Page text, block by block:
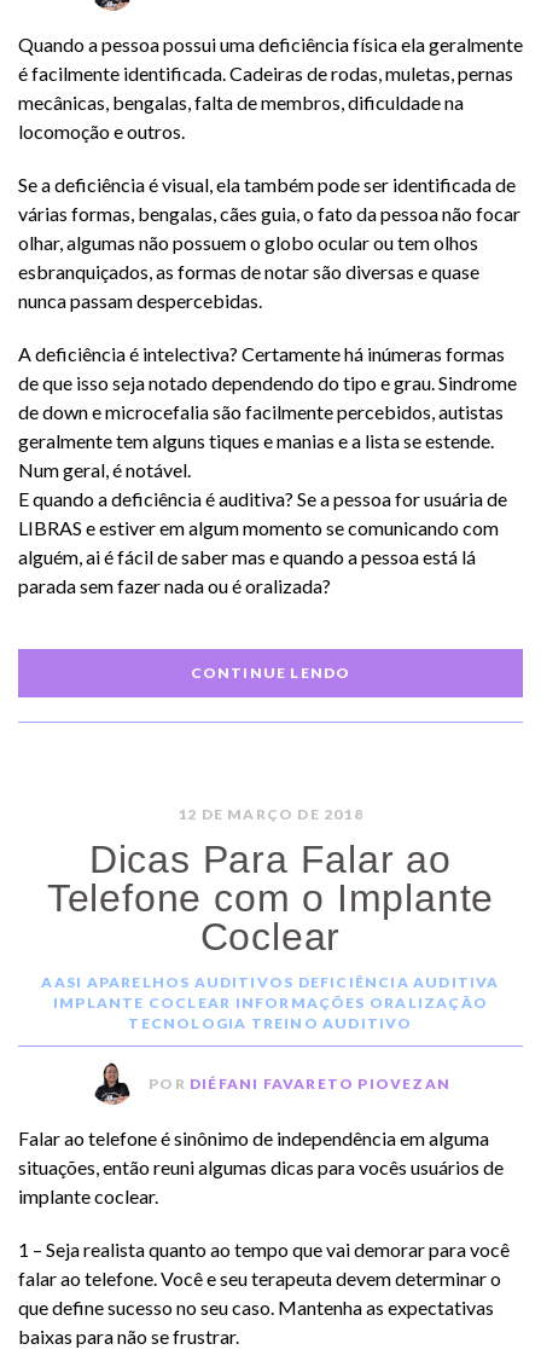
Quando a pessoa possui uma deficiência física ela geralmente
é facilmente identificada. Cadeiras de rodas, muletas, pernas
mecânicas, bengalas, falta de membros, dificuldade na
locomoção e outros.
Se a deficiência é visual, ela também pode ser identificada de
várias formas, bengalas, cães guia, o fato da pessoa não focar
olhar, algumas não possuem o globo ocular ou tem olhos
esbranquiçados, as formas de notar são diversas e quase
nunca passam despercebidas.
A deficiência é intelectiva? Certamente há inúmeras formas
de que isso seja notado dependendo do tipo e grau. Sindrome
de down e microcefalia são facilmente percebidos, autistas
geralmente tem alguns tiques e manias e a lista se estende.
Num geral, é notável.
E quando a deficiência é auditiva? Se a pessoa for usuária de
LIBRAS e estiver em algum momento se comunicando com
alguém, ai é fácil de saber mas e quando a pessoa está lá
parada sem fazer nada ou é oralizada?
CONTINUE LENDO
12 DE MARÇO DE 2018
Dicas Para Falar ao
Telefone com o Implante
Coclear
AASI APARELHOS AUDITIVOS DEFICIÊNCIA AUDITIVA
IMPLANTE COCLEAR INFORMAÇÕES ORALIZAÇÃO
TECNOLOGIA TREINO AUDITIVO
POR DIÉFANI FAVARETO PIOVEZAN
Falar ao telefone é sinônimo de independência em alguma
situações, então reuni algumas dicas para vocês usuários de
implante coclear.
1 – Seja realista quanto ao tempo que vai demorar para você
falar ao telefone. Você e seu terapeuta devem determinar o
que define sucesso no seu caso. Mantenha as expectativas
baixas para não se frustrar.